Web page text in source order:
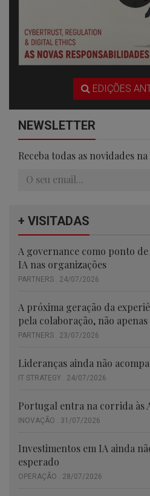
EDIÇÕES
NEWSLETTER
Receba todas as novidades
+ VISITADAS
A governance como ponto
IA nas organizações
PARTNERS . 24/07/2026
A próxima geração da
pela colaboração, não
PARTNERS . 23/07/2026
Lideranças ainda não
IT STRATEGY . 24/07/2026
Portugal entra na corrida às
INOVAÇÃO . 31/07/2026
Investimentos em IA ainda
esperado
OPERAÇÃO . 28/07/2026